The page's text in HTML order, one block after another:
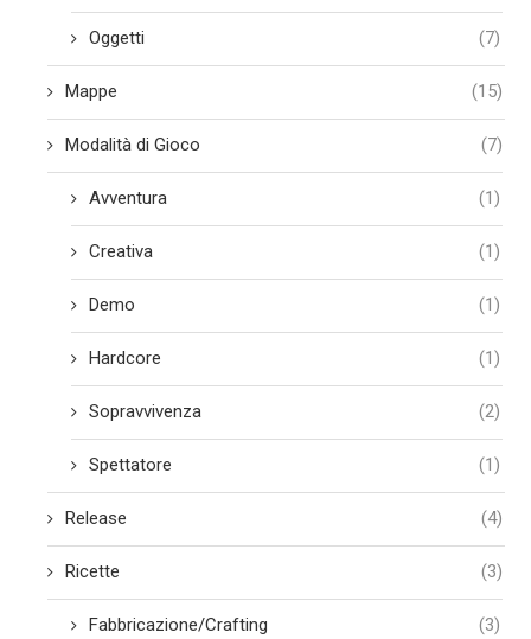
Oggetti (7)
Mappe (15)
Modalità di Gioco (7)
Avventura (1)
Creativa (1)
Demo (1)
Hardcore (1)
Sopravvivenza (2)
Spettatore (1)
Release (4)
Ricette (3)
Fabbricazione/Crafting (3)